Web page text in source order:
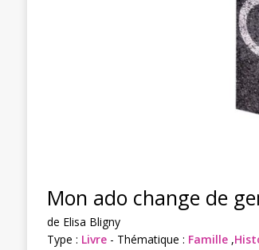
Mon ado change de
de Elisa Bligny
Type : Livre- Thématique : Famille,